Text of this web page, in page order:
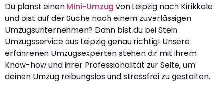
Du planst einen Mini-Umzug von Leipzig nach Kirikkale
und bist auf der Suche nach einem zuverlässigen
Umzugsunternehmen? Dann bist du bei Stein
Umzugsservice aus Leipzig genau richtig! Unsere
erfahrenen Umzugsexperten stehen dir mit ihrem
Know-how und ihrer Professionalität zur Seite, um
deinen Umzug reibungslos und stressfrei zu gestalten.